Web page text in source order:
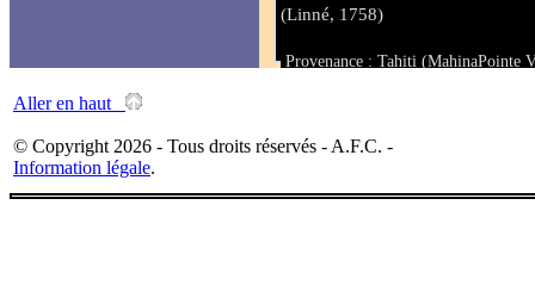
(Linné, 1758)
Provenance : Tahiti (MahinaPointe
Aller en haut
© Copyright 2026 - Tous droits réservés - A.F.C. -
Information légale.